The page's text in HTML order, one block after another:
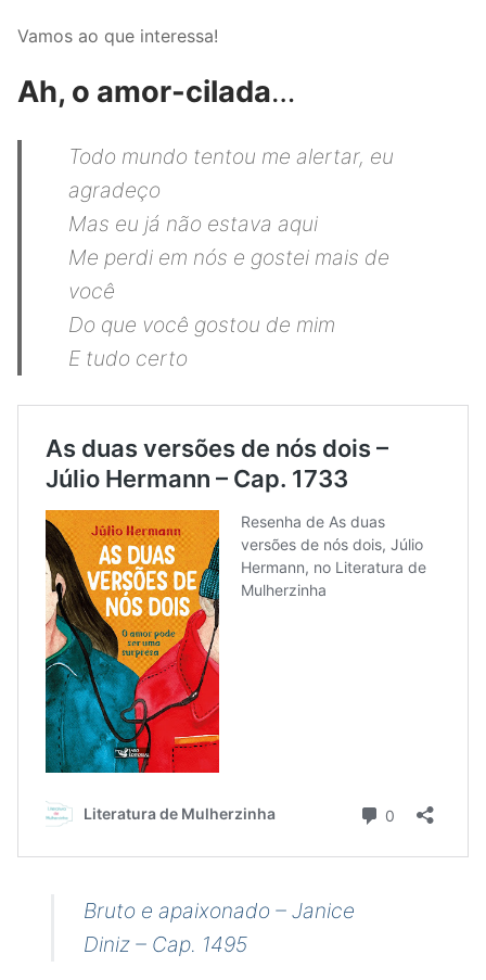
Vamos ao que interessa!
Ah, o amor-cilada…
Todo mundo tentou me alertar, eu
agradeço
Mas eu já não estava aqui
Me perdi em nós e gostei mais de
você
Do que você gostou de mim
E tudo certo
Bruto e apaixonado – Janice
Diniz – Cap. 1495